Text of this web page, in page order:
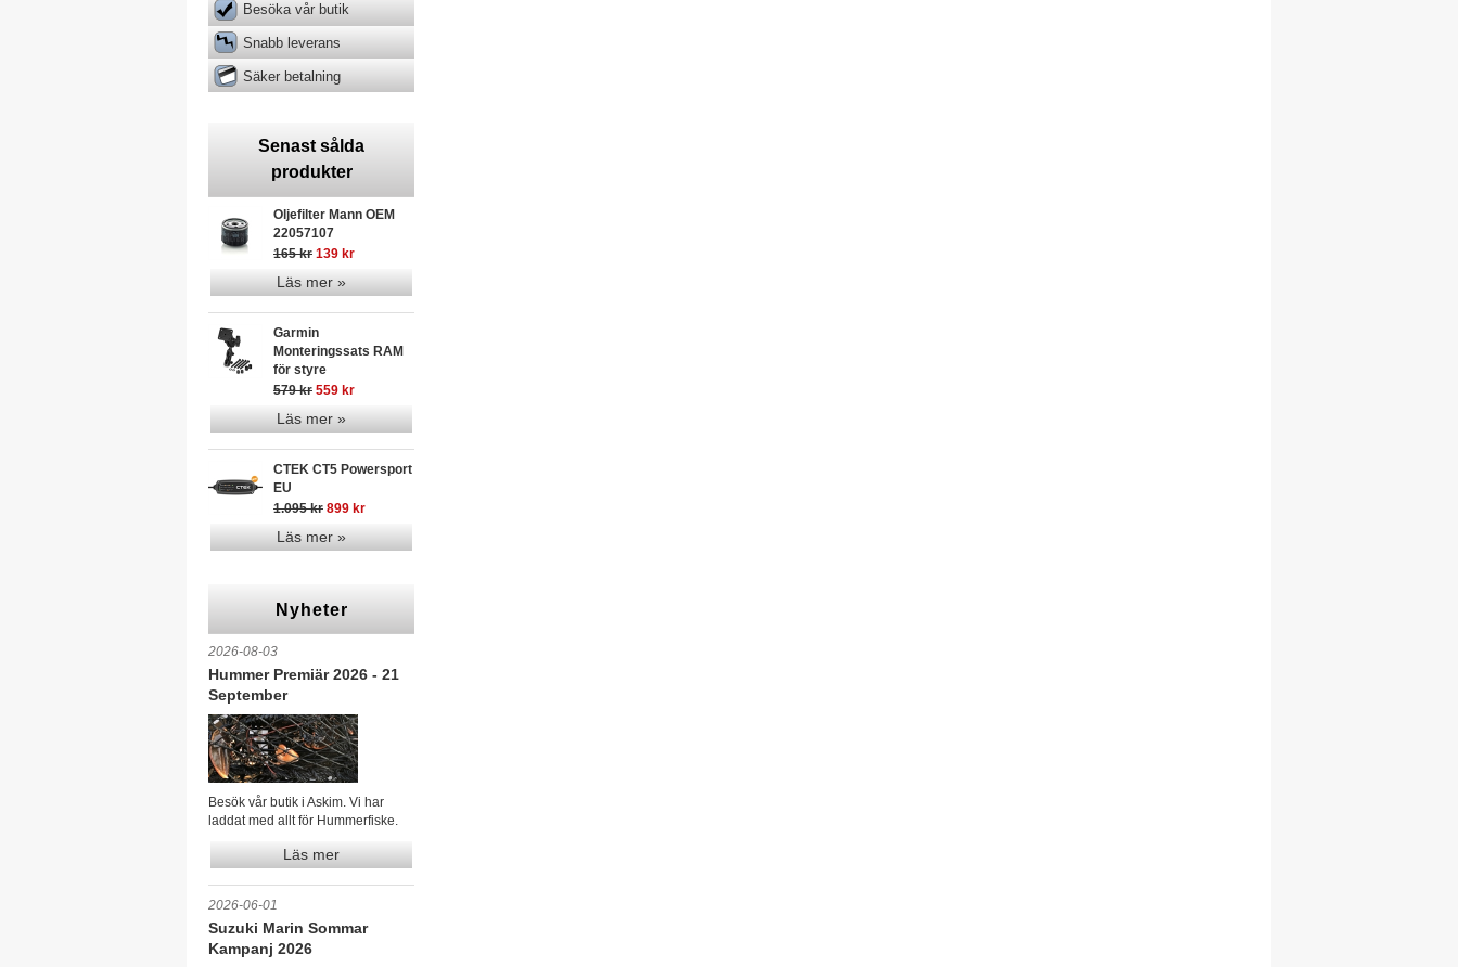
Besöka vår butik
Snabb leverans
Säker betalning
Senast sålda
produkter
Oljefilter Mann OEM
22057107
165 kr 139 kr
Läs mer »
Garmin
Monteringssats RAM
för styre
579 kr 559 kr
Läs mer »
CTEK CT5 Powersport
EU
1.095 kr 899 kr
Läs mer »
Nyheter
2026-08-03
Hummer Premiär 2026 - 21
September
Besök vår butik i Askim. Vi har
laddat med allt för Hummerfiske.
Läs mer
2026-06-01
Suzuki Marin Sommar
Kampanj 2026